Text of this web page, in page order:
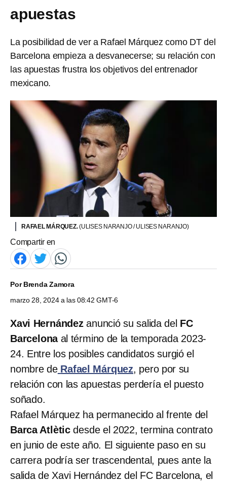
apuestas
La posibilidad de ver a Rafael Márquez como DT del
Barcelona empieza a desvanecerse; su relación con
las apuestas frustra los objetivos del entrenador
mexicano.
RAFAEL MÁRQUEZ.(ULISES NARANJO / ULISES NARANJO)
Compartir en
PorBrenda Zamora
marzo 28, 2024 a las 08:42 GMT-6
Xavi Hernándezanunció su salida del FC
Barcelona al término de la temporada 2023-
24. Entre los posibles candidatos surgió el
nombre de Rafael Márquez, pero por su
relación con las apuestas perdería el puesto
soñado.
Rafael Márquez ha permanecido al frente del
Barca Atlèticdesde el 2022, termina contrato
en junio de este año. El siguiente paso en su
carrera podría ser trascendental, pues ante la
salida de Xavi Hernández del FC Barcelona, el